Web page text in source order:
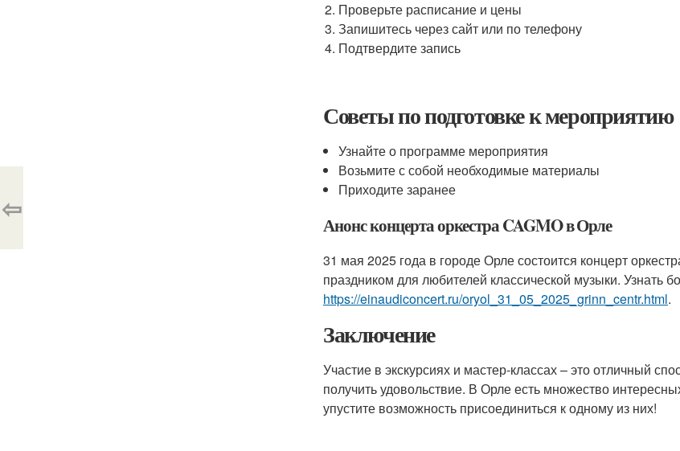
Проверьте расписание и цены
Запишитесь через сайт или по телефону
Подтвердите запись
Советы по подготовке к мероприятию
Узнайте о программе мероприятия
Возьмите с собой необходимые материалы
Приходите заранее
Анонс концерта оркестра CAGMO в Орле
31 мая 2025 года в городе Орле состоится концерт
праздником для любителей классической музыки. Узнать
https://einaudiconcert.ru/oryol_31_05_2025_grinn_centr.html.
Заключение
Участие в экскурсиях и мастер-классах – это отличный
получить удовольствие. В Орле есть множество
упустите возможность присоединиться к одному из них!
⇦